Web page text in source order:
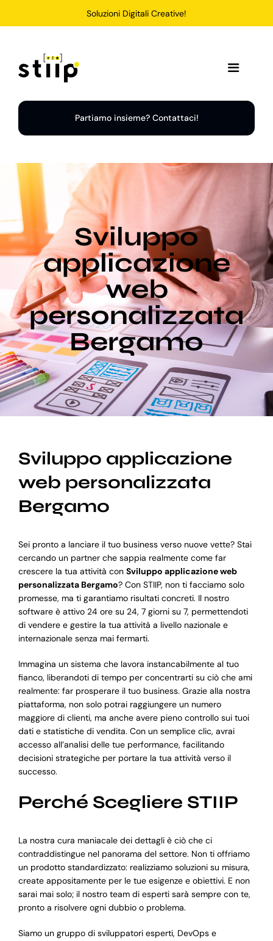
Soluzioni Digitali Creative!
Toggle
Home
Soluzioni
Chi Siamo
Portfolio
Blog
Supporto
Partiamo insieme? Contattaci!
Sviluppo
applicazione
web
personalizzata
Bergamo
Sviluppo applicazione
web personalizzata
Bergamo
Sei pronto a lanciare il tuo business verso nuove vette? Stai
cercando un partner che sappia realmente come far
crescere la tua attività con Sviluppo applicazione web
personalizzata Bergamo? Con STIIP, non ti facciamo solo
promesse, ma ti garantiamo risultati concreti. Il nostro
software è attivo 24 ore su 24, 7 giorni su 7, permettendoti
di vendere e gestire la tua attività a livello nazionale e
internazionale senza mai fermarti.
Immagina un sistema che lavora instancabilmente al tuo
fianco, liberandoti di tempo per concentrarti su ciò che ami
realmente: far prosperare il tuo business. Grazie alla nostra
piattaforma, non solo potrai raggiungere un numero
maggiore di clienti, ma anche avere pieno controllo sui tuoi
dati e statistiche di vendita. Con un semplice clic, avrai
accesso all’analisi delle tue performance, facilitando
decisioni strategiche per portare la tua attività verso il
successo.
Perché Scegliere STIIP
La nostra cura maniacale dei dettagli è ciò che ci
contraddistingue nel panorama del settore. Non ti offriamo
un prodotto standardizzato: realizziamo soluzioni su misura,
create appositamente per le tue esigenze e obiettivi. E non
sarai mai solo; il nostro team di esperti sarà sempre con te,
pronto a risolvere ogni dubbio o problema.
Siamo un gruppo di sviluppatori esperti, DevOps e